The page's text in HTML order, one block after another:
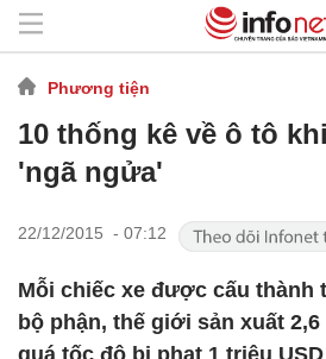
Phương tiện
10 thống kê về ô tô
'ngã ngửa'
22/12/2015 - 07:12
Mỗi chiếc xe được cấu thành
bộ phận, thế giới sản xuất
quá tốc độ bị phạt 1 triệu